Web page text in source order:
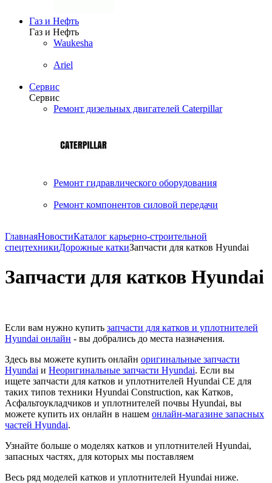
Газ и Нефть
Газ и Нефть
Waukesha
Ariel
Сервис
Сервис
Ремонт дизельных двигателей Caterpillar
Ремонт гидравлического оборудования
Ремонт компонентов силовой передачи
ГлавнаяНовостиКаталог карьерно-строительной
спецтехникиДорожные каткиЗапчасти для катков Hyundai
Запчасти для катков Hyundai
Если вам нужно купить запчасти для катков и уплотнителей
Hyundai онлайн - вы добрались до места назначения.
Здесь вы можете купить онлайн оригинальные запчасти
Hyundai и Неоригинальные запчасти Hyundai. Если вы
ищете запчасти для катков и уплотнителей Hyundai CE для
таких типов техники Hyundai Construction, как Катков,
Асфальтоукладчиков и уплотнителей почвы Hyundai, вы
можете купить их онлайн в нашем онлайн-магазине запасных
частей Hyundai.
Узнайте больше о моделях катков и уплотнителей Hyundai,
запасных частях, для которых мы поставляем
Весь ряд моделей катков и уплотнителей Hyundai ниже.